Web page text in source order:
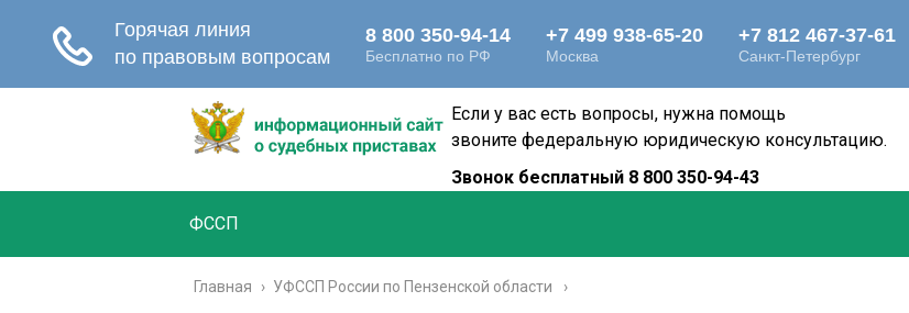
Если у вас есть вопросы, нужна помощь
звоните федеральную юридическую консультацию.
Звонок бесплатный 8 800 350-94-43
ФССП
Главная › УФССП России по Пензенской области